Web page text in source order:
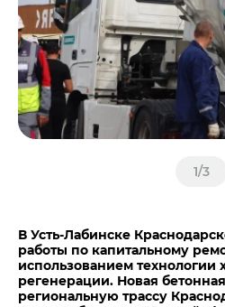
1/3
В Усть-Лабинске
работы по капитальному
использованием технологии
регенерации. Новая
региональную трассу
Центры
Реализация ТМЦ и
Политика в области
В помощь поставщику
Не только цемент
Люди ЦЕМРОСа
Технологии и тренды
Издание для клиентов
Аналитика цементной
Контакты
Контакты для СМИ
Служба доверия